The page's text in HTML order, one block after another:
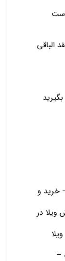
است
پرداخت این ویلا به صورت 1/3 نقد الباقی
خرید و
در
–